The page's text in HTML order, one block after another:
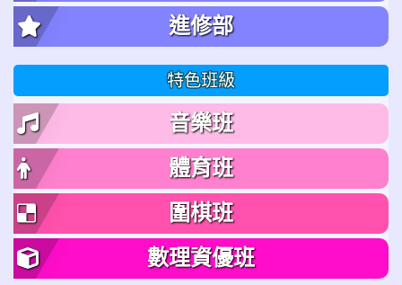
進修部
特色班級
音樂班
體育班
圍棋班
數理資優班